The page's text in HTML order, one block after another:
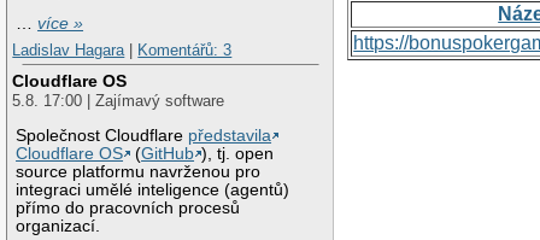
…více »
Ladislav Hagara
Komentářů: 3
Cloudflare OS
5.8. 17:00 | Zajímavý software
Společnost Cloudflare představila
Cloudflare OS
(GitHub ), tj. open
source platformu navrženou pro
integraci umělé inteligence (agentů)
přímo do pracovních procesů
organizací.
https://